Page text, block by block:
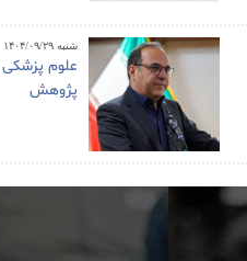
شنبه ۱۴۰۴/۰۹/۲۹
پژوهش